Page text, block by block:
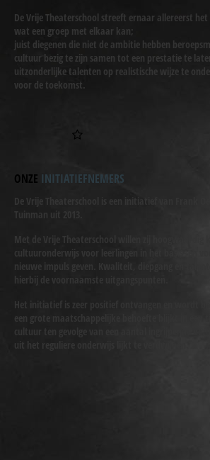
De Vrije Theaterschool streeft ernaar allereerst
wat een groep met elkaar kan;
juist diegenen die niet de ambitie hebben
cultuur bezig te zijn samen tot een prestatie te
uitzonderlijke talenten op realistische wijze te
voor de toekomst.
ONZE INITIATIEFNEMERS
De Vrije Theaterschool is een initiatief van Frank
Tuinman uit 2013.
Met de Vrije Theaterschool willen zij hoogwaardig
cultuuronderwijs voor leerlingen in het basis- en
nieuwe impuls geven. Kwaliteit, diepgang en
hierbij de voornaamste uitgangspunten.
Het initiatief is zeer positief ontvangen en wordt
een grote maatschappelijke behoefte blijkt in een